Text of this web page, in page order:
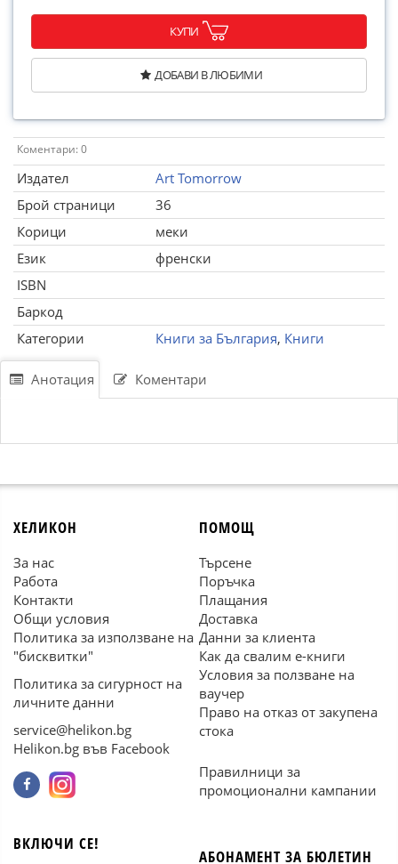
КУПИ
ДОБАВИ В ЛЮБИМИ
Коментари: 0
Издател
Art Tomorrow
Брой страници
36
Корици
меки
Език
френски
ISBN
Баркод
Категории
Книги за България, Книги
Анотация Коментари
ХЕЛИКОН
За нас
Работа
Контакти
Общи условия
Политика за използване на
"бисквитки"
Политика за сигурност на
личните данни
service@helikon.bg
Helikon.bg във Facebook
ПОМОЩ
Търсене
Поръчка
Плащания
Доставка
Данни за клиента
Как да свалим е-книги
Условия за ползване на
ваучер
Право на отказ от закупена
стока
Правилници за
промоционални кампании
ВКЛЮЧИ СЕ!
АБОНАМЕНТ ЗА БЮЛЕТИН